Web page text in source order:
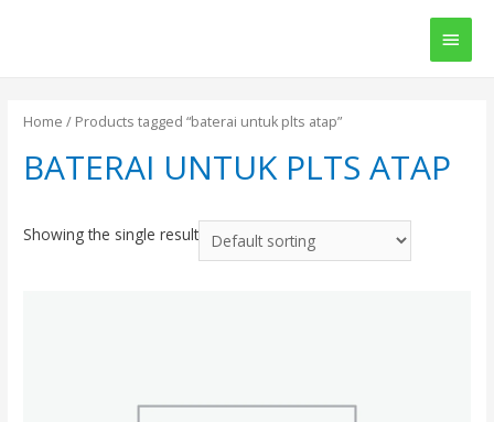
Main
Home / Products tagged “baterai untuk plts atap”
BATERAI UNTUK PLTS ATAP
Showing the single result